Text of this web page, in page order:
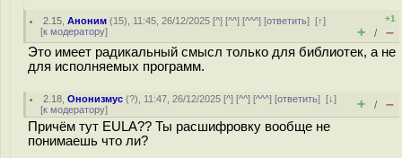
2.15 ,Аноним (15), 11:45, 26/12/2025 [^] [^^] [^^^] [ответить][↑]
[к модератору]
+1
+ / –
Это имеет радикальный смысл только для библиотек, а не
для исполняемых программ.
2.18 ,Ононизмус (?), 11:47, 26/12/2025 [^] [^^] [^^^] [ответить][↓]
[к модератору] + / –
Причём тут EULA?? Ты расшифровку вообще не
понимаешь что ли?